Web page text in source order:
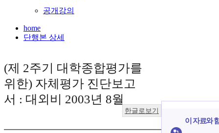
공개강의
home
단행본 상세
(제 2주기 대학종합평가를
위한) 자체평가 진단보고
서 : 대외비 2003년 8월
한글로보기
이 자료와